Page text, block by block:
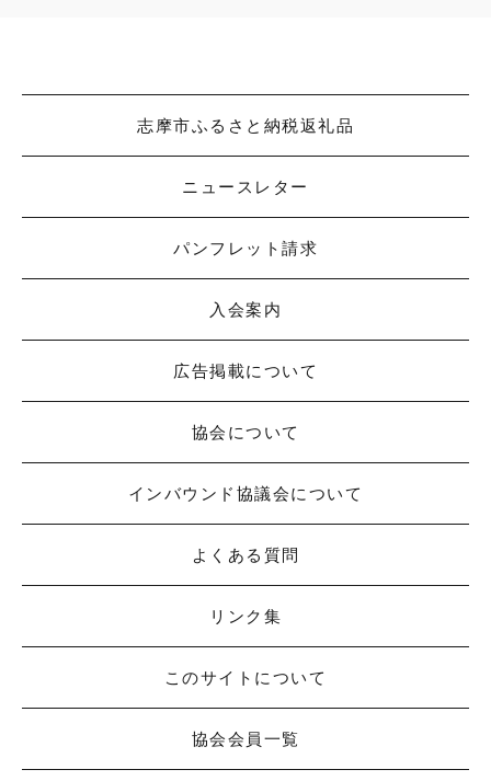
志摩市ふるさと納税返礼品
ニュースレター
パンフレット請求
入会案内
広告掲載について
協会について
インバウンド協議会について
よくある質問
リンク集
このサイトについて
協会会員一覧